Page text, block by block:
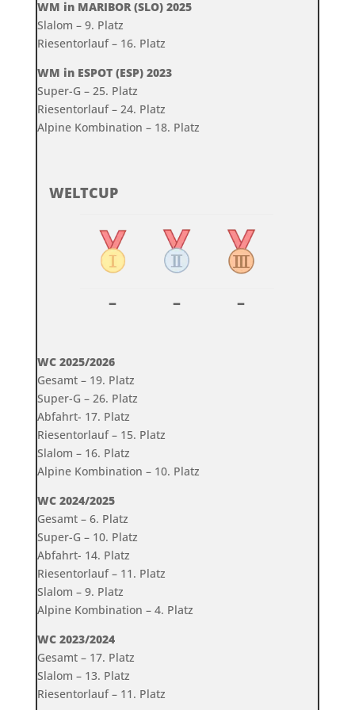
WM in MARIBOR (SLO) 2025
Slalom – 9. Platz
Riesentorlauf – 16. Platz
WM in ESPOT (ESP) 2023
Super-G – 25. Platz
Riesentorlauf – 24. Platz
Alpine Kombination – 18. Platz
WELTCUP
– – –
WC 2025/2026
Gesamt – 19. Platz
Super-G – 26. Platz
Abfahrt- 17. Platz
Riesentorlauf – 15. Platz
Slalom – 16. Platz
Alpine Kombination – 10. Platz
WC 2024/2025
Gesamt – 6. Platz
Super-G – 10. Platz
Abfahrt- 14. Platz
Riesentorlauf – 11. Platz
Slalom – 9. Platz
Alpine Kombination – 4. Platz
WC 2023/2024
Gesamt – 17. Platz
Slalom – 13. Platz
Riesentorlauf – 11. Platz